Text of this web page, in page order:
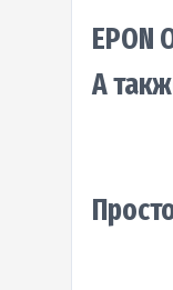
EPON
А